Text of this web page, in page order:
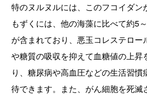
特のヌルヌルには、このフコイダン
もずくには、他の海藻に比べて約5
が含まれており、悪玉コレステロー
や糖質の吸収を抑えて血糖値の上昇
り、糖尿病や高血圧などの生活習慣
待できます。また、がん細胞を死滅